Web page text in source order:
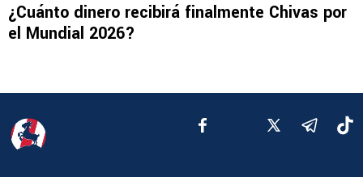
¿Cuánto dinero recibirá finalmente Chivas por
el Mundial 2026?